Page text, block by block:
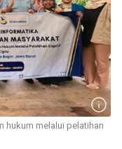
hukum melalui pelatihan